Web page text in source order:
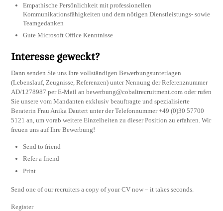
Empathische Persönlichkeit mit professionellen
Kommunikationsfähigkeiten und dem nötigen Dienstleistungs- sowie
Teamgedanken
Gute Microsoft Office Kenntnisse
Interesse geweckt?
Dann senden Sie uns Ihre vollständigen Bewerbungsunterlagen
(Lebenslauf, Zeugnisse, Referenzen) unter Nennung der Referenznummer
AD/1278987 per E-Mail anbewerbung@cobaltrecruitment.com oder rufen
Sie unsere vom Mandanten exklusiv beauftragte und spezialisierte
Beraterin Frau Anika Dautert unter der Telefonnummer +49 (0)30 57700
5121 an, um vorab weitere Einzelheiten zu dieser Position zu erfahren. Wir
freuen uns auf Ihre Bewerbung!
Send to friend
Refer a friend
Print
Send one of our recruiters a copy of your CV now – it takes seconds.
Register